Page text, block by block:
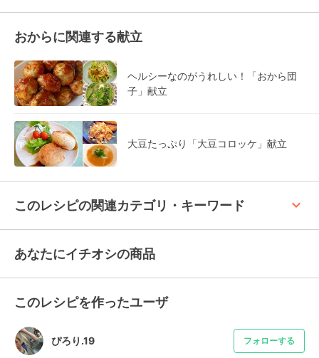
おからに関連する献立
ヘルシーなのがうれしい！「おから団
子」献立
大豆たっぷり「大豆コロッケ」献立
このレシピの関連カテゴリ・キーワード keyboard_arrow_up
あなたにイチオシの商品
このレシピを作ったユーザ
ぴろり.19 フォローする